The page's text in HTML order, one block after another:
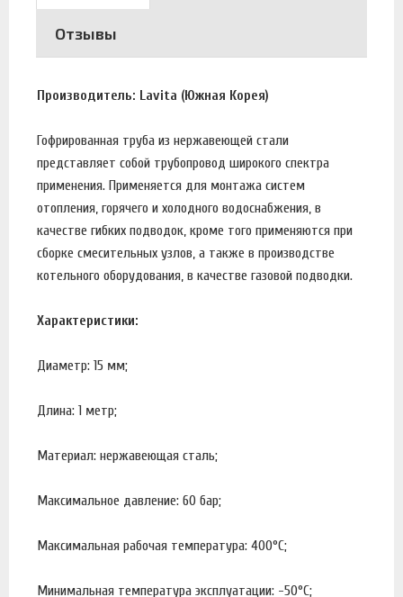
Отзывы
Производитель: Lavita (Южная Корея)
Гофрированная труба из нержавеющей стали
представляет собой трубопровод широкого спектра
применения. Применяется для монтажа систем
отопления, горячего и холодного водоснабжения, в
качестве гибких подводок, кроме того применяются при
сборке смесительных узлов, а также в производстве
котельного оборудования, в качестве газовой подводки.
Характеристики:
Диаметр: 15 мм;
Длина: 1 метр;
Материал: нержавеющая сталь;
Максимальное давление: 60 бар;
Максимальная рабочая температура: 400°С;
Минимальная температура эксплуатации: -50°С;